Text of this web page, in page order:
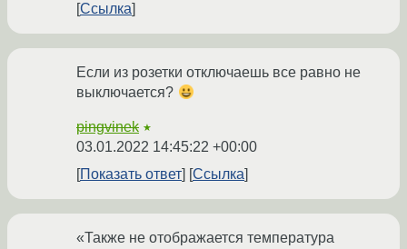
Ссылка
Если из розетки отключаешь все равно не
выключается?
pingvinek ★
03.01.2022 14:45:22 +00:00
Показать ответ
Ссылка
«Также не отображается температура